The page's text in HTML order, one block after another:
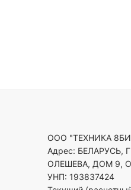
ООО "ТЕХНИКА
Адрес: БЕЛАРУСЬ,
ОЛЕШЕВА, ДОМ 9,
УНП: 193837424